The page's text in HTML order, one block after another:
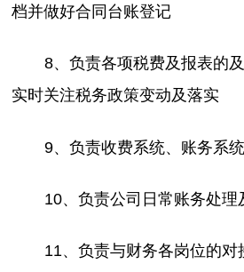
档并做好合同台账登记
8、负责各项税费及报表的
实时关注税务政策变动及落实
9、负责收费系统、账务系
10、负责公司日常账务处理
11、负责与财务各岗位的对